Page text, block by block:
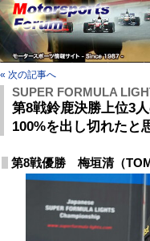
« 次の記事へ
SUPER FORMULA
第8戦鈴鹿決勝上位3
100%を出し切れたと
第8戦優勝 梅垣清（